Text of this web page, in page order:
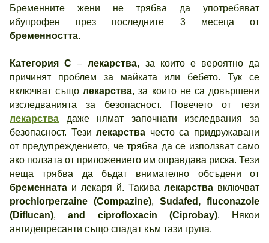
Бременните жени не трябва да употребяват
ибупрофен през последните 3 месеца от
бременността.
Категория С –лекарства, за които е вероятно да
причинят проблем за майката или бебето. Тук се
включват същолекарства, за които не са довършени
изследванията за безопасност. Повечето от тези
лекарства даже нямат започнати изследвания за
безопасност. Тезилекарства често са придружавани
от предупреждението, че трябва да се използват само
ако ползата от приложението им оправдава риска. Тези
неща трябва да бъдат внимателно обсъдени от
бременната и лекаря й. Такива лекарства включват
prochlorperzaine (Compazine), Sudafed, fluconazole
(Diflucan),and ciprofloxacin (Ciprobay). Някои
антидепресанти също спадат към тази група.